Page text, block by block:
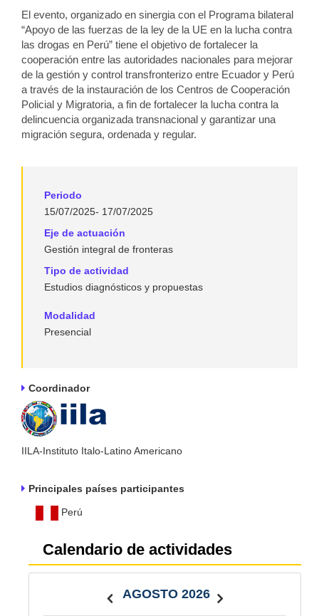
El evento, organizado en sinergia con el Programa bilateral
“Apoyo de las fuerzas de la ley de la UE en la lucha contra
las drogas en Perú” tiene el objetivo de fortalecer la
cooperación entre las autoridades nacionales para mejorar
de la gestión y control transfronterizo entre Ecuador y Perú
a través de la instauración de los Centros de Cooperación
Policial y Migratoria, a fin de fortalecer la lucha contra la
delincuencia organizada transnacional y garantizar una
migración segura, ordenada y regular.
Periodo
15/07/2025- 17/07/2025
Eje de actuación
Gestión integral de fronteras
Tipo de actividad
Estudios diagnósticos y propuestas
Modalidad
Presencial
Coordinador
IILA-Instituto Italo-Latino Americano
Principales países participantes
Perú
Calendario de actividades
AGOSTO 2026